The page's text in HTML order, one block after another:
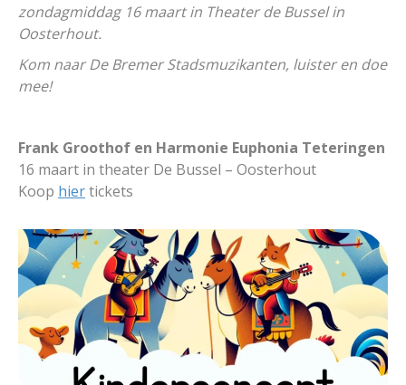
zondagmiddag 16 maart in Theater de Bussel in
Oosterhout.
Kom naar De Bremer Stadsmuzikanten, luister en doe
mee!
Frank Groothof en Harmonie Euphonia Teteringen
16 maart in theater De Bussel – Oosterhout
Koop hiertickets